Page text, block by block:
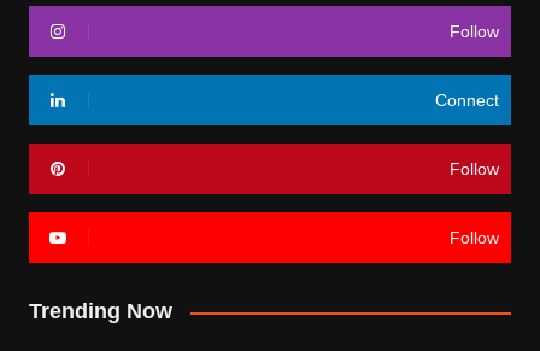
Follow
Connect
Follow
Follow
Trending Now